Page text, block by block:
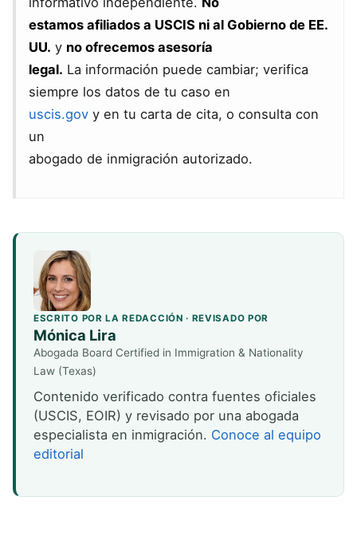
estamos afiliados a USCIS ni al Gobierno de EE.
UU. y no ofrecemos asesoría
legal. La información puede cambiar; verifica
siempre los datos de tu caso en
uscis.gov y en tu carta de cita, o consulta con
un
abogado de inmigración autorizado.
ESCRITO POR LA REDACCIÓN · REVISADO POR
Mónica Lira
Abogada Board Certified in Immigration & Nationality
Law (Texas)
Contenido verificado contra fuentes oficiales
(USCIS, EOIR) y revisado por una abogada
especialista en inmigración. Conoce al equipo
editorial